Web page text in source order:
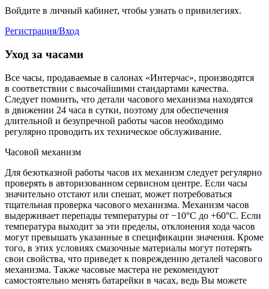
Войдите в личный кабинет, чтобы узнать о привилегиях.
Регистрация/Вход
Уход за часами
Все часы, продаваемые в салонах «Интерчас», производятся
в соответствии с высочайшими стандартами качества.
Следует помнить, что детали часового механизма находятся
в движении 24 часа в сутки, поэтому для обеспечения
длительной и безупречной работы часов необходимо
регулярно проводить их техническое обслуживание.
Часовой механизм
Для безотказной работы часов их механизм следует регулярно
проверять в авторизованном сервисном центре. Если часы
значительно отстают или спешат, может потребоваться
тщательная проверка часового механизма. Механизм часов
выдерживает перепады температуры от −10°C до +60°C. Если
температура выходит за эти пределы, отклонения хода часов
могут превышать указанные в спецификации значения. Кроме
того, в этих условиях смазочные материалы могут потерять
свои свойства, что приведет к повреждению деталей часового
механизма. Также часовые мастера не рекомендуют
самостоятельно менять батарейки в часах, ведь Вы можете